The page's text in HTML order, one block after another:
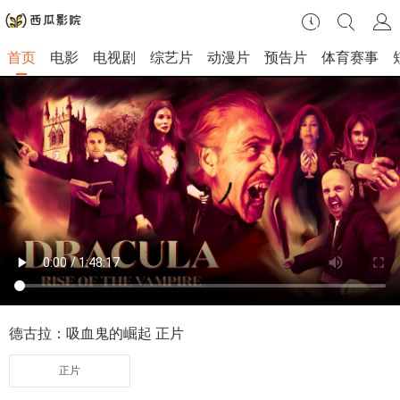
首页 电影 电视剧 综艺片 动漫片 预告片 体育赛事
德古拉：吸血鬼的崛起 正片
正片